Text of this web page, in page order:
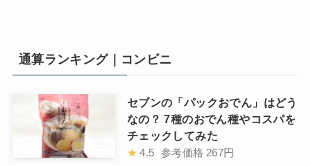
通算ランキング｜コンビニ
セブンの「パックおでん」はどう
なの？ 7種のおでん種やコスパを
チェックしてみた
★ 4.5 参考価格 267円